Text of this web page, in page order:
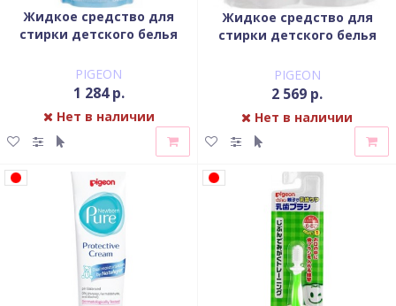
Жидкое средство для
стирки детского белья
мл
PIGEON
1 284 р.
Нет в наличии
Жидкое средство для
стирки детского белья
720x2 мл
PIGEON
2 569 р.
Нет в наличии